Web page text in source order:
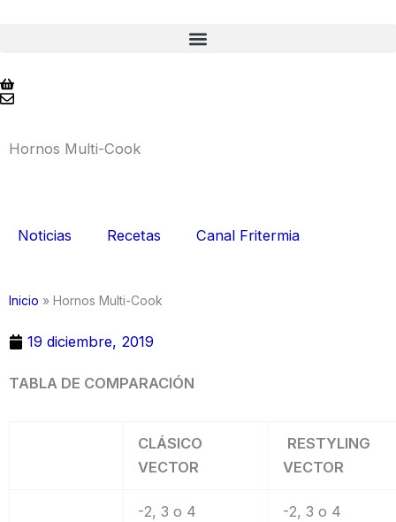
Hornos Multi-Cook
Noticias Recetas Canal Fritermia
Inicio » Hornos Multi-Cook
19 diciembre, 2019
TABLA DE COMPARACIÓN
CLÁSICO
VECTOR
RESTYLING
VECTOR
-2, 3 o 4
-2, 3 o 4